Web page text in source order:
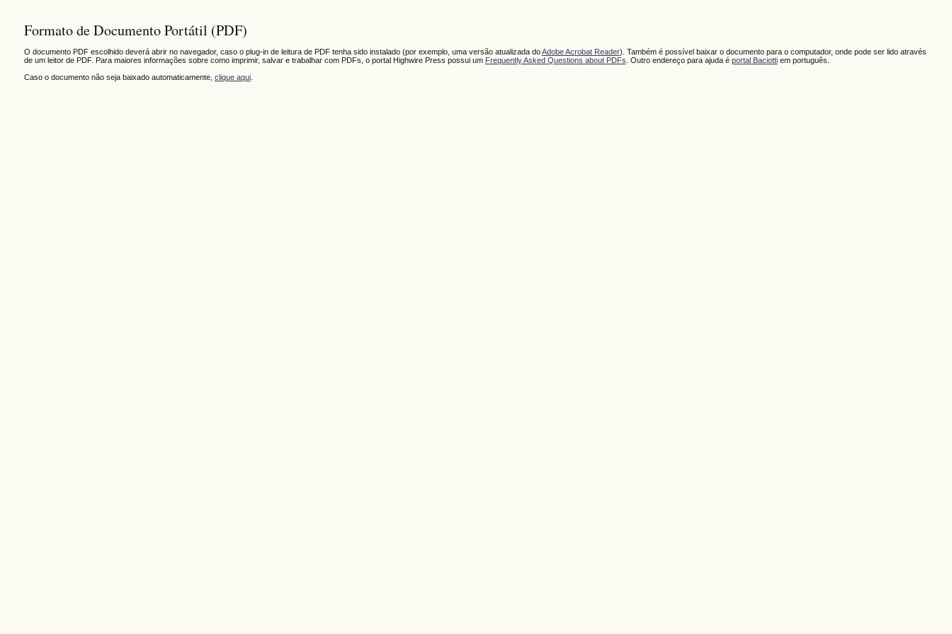
Formato de Documento Portátil (PDF)
O documento PDF escolhido deverá abrir no navegador, caso o plug-in de leitura de PDF tenha sido instalado (por exemplo, uma versão atualizada doAdobe Acrobat Reader). Também é possível baixar o documento para o computador, onde pode ser lido através
de um leitor de PDF. Para maiores informações sobre como imprimir, salvar e trabalhar com PDFs, o portal Highwire Press possui um Frequently Asked Questions about PDFs . Outro endereço para ajuda é portal Baciottiem português.
Caso o documento não seja baixado automaticamente, clique aqui.